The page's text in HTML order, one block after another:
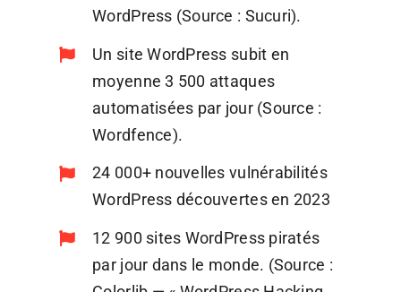
WordPress (Source : Sucuri).
Un site WordPress subit en
moyenne 3 500 attaques
automatisées par jour (Source :
Wordfence).
24 000+ nouvelles vulnérabilités
WordPress découvertes en 2023
12 900 sites WordPress piratés
par jour dans le monde. (Source :